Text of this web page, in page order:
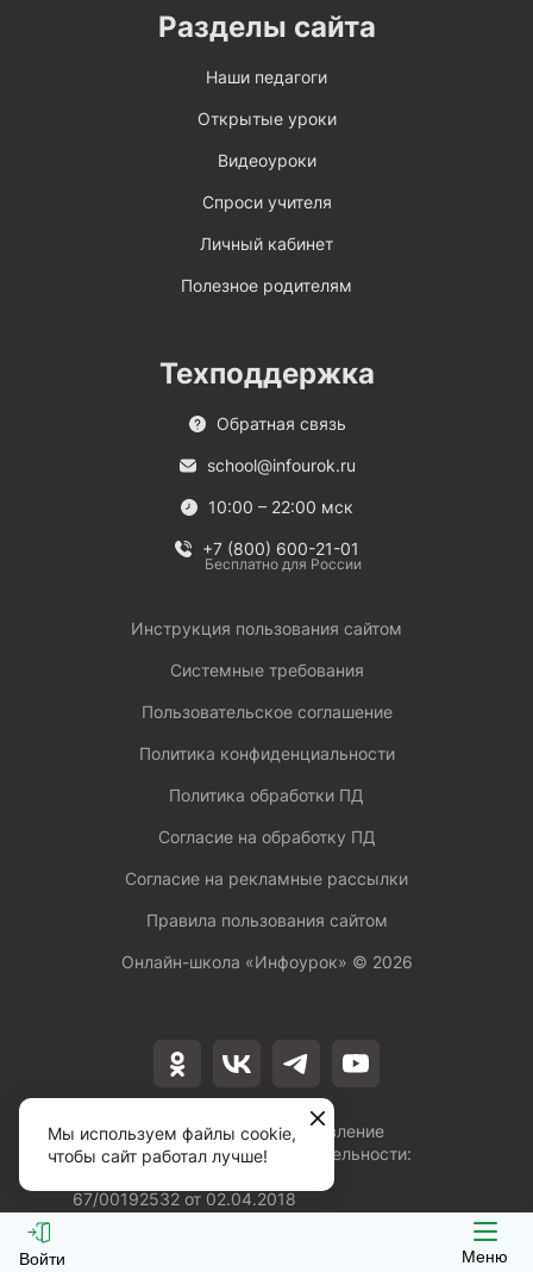
Войти Меню
Лицензия на осуществление
образовательной деятельности:
67/00192532 от 02.04.2018
Разделы сайта
Наши педагоги
Открытые уроки
Видеоуроки
Спроси учителя
Личный кабинет
Полезное родителям
Техподдержка
Обратная связь
school@infourok.ru
10:00 – 22:00 мск
+7 (800) 600-21-01
Бесплатно для России
Инструкция пользования сайтом
Системные требования
Пользовательское соглашение
Политика конфиденциальности
Политика обработки ПД
Согласие на обработку ПД
Согласие на рекламные рассылки
Правила пользования сайтом
Онлайн-школа «Инфоурок» © 2026
Мы используем файлы cookie,
чтобы сайт работал лучше!